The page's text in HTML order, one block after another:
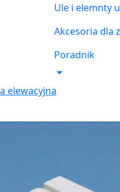
Ule i elemnty
Akcesoria dla
Poradnik
elewacyjna